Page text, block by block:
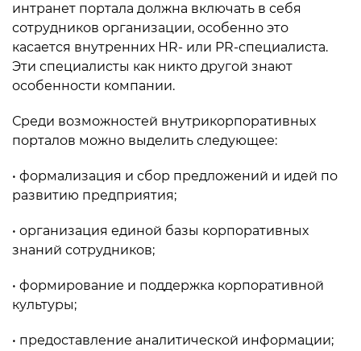
интранет портала должна включать в себя
сотрудников организации, особенно это
касается внутренних HR- или PR-специалиста.
Эти специалисты как никто другой знают
особенности компании.
Среди возможностей внутрикорпоративных
порталов можно выделить следующее:
• формализация и сбор предложений и идей по
развитию предприятия;
• организация единой базы корпоративных
знаний сотрудников;
• формирование и поддержка корпоративной
культуры;
• предоставление аналитической информации;